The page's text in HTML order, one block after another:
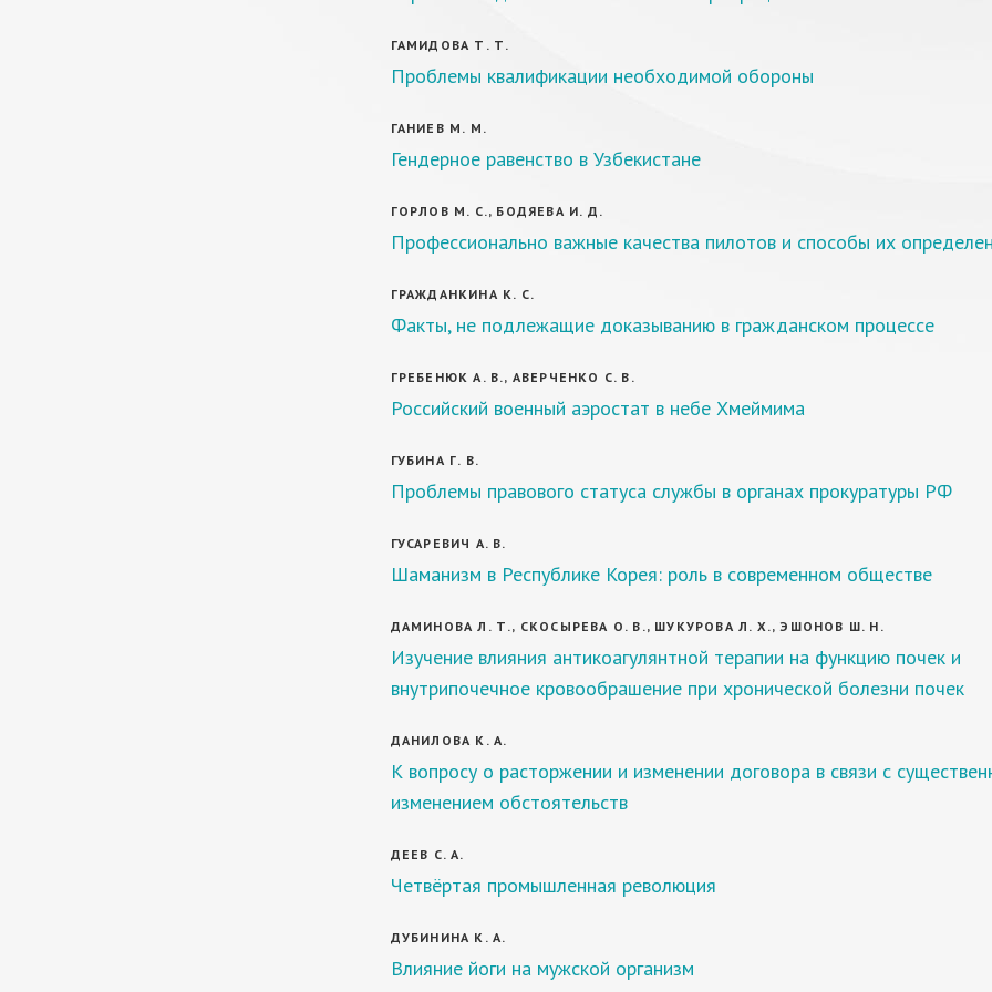
ГАМИДОВА Т. Т.
Проблемы квалификации необходимой обороны
ГАНИЕВ М. М.
Гендерное равенство в Узбекистане
ГОРЛОВ М. С., БОДЯЕВА И. Д.
Профессионально важные качества пилотов и способы их
ГРАЖДАНКИНА К. С.
Факты, не подлежащие доказыванию в гражданском процессе
ГРЕБЕНЮК А. В., АВЕРЧЕНКО С. В.
Российский военный аэростат в небе Хмеймима
ГУБИНА Г. В.
Проблемы правового статуса службы в органах прокуратуры РФ
ГУСАРЕВИЧ А. В.
Шаманизм в Республике Корея: роль в современном обществе
ДАМИНОВА Л. Т., СКОСЫРЕВА О. В., ШУКУРОВА Л. Х., ЭШОНОВ Ш. Н.
Изучение влияния антикоагулянтной терапии на функцию почек и
внутрипочечное кровообрашение при хронической болезни почек
ДАНИЛОВА К. А.
К вопросу о расторжении и изменении договора в связи с
изменением обстоятельств
ДЕЕВ С. А.
Четвёртая промышленная революция
ДУБИНИНА К. А.
Влияние йоги на мужской организм